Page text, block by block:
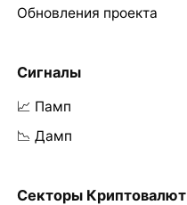
Обновления проекта
Сигналы
📈 Памп
📉 Дамп
Секторы Криптовалют